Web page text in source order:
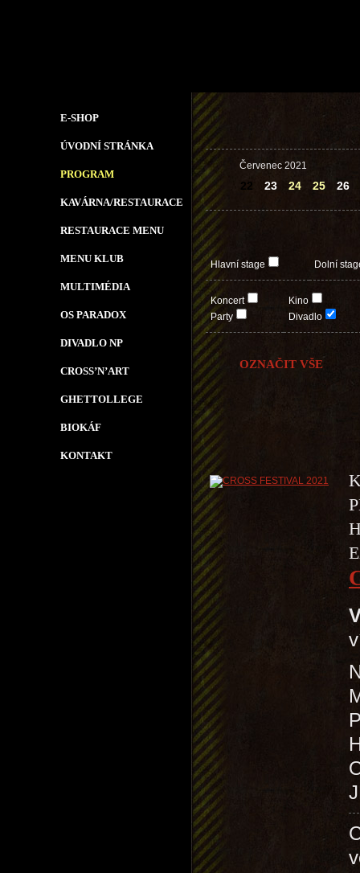
E-SHOP
ÚVODNÍ STRÁNKA
PROGRAM
KAVÁRNA/RESTAURACE
RESTAURACE MENU
MENU KLUB
MULTIMÉDIA
OS PARADOX
DIVADLO NP
CROSS’N’ART
GHETTOLLEGE
BIOKÁF
KONTAKT
Červenec 2021
22 23 24 25 26
Hlavní stage Dolní
Koncert
Party
Kino
Divadlo
OZNAČIT VŠE